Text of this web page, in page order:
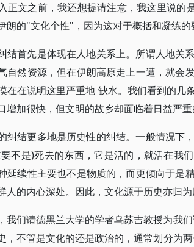
正文之前，我还想提请注意，我这里说的
朗的"文化个性"，因为这对于概括和凝练的
结首先是体现在人地关系上。所谓人地关
自然资源，但在伊朗高原走上一遭，就会
在在说明这里严重地 缺水。我们看到的几
增加很快，但文明的故乡却面临着日益严重
纠结更多地是历史性的纠结。一般情况下
不是)死去的东西，它是活的，就活在我
延续性主要也不是物质的，而更倾向于是
人的内心深处。因此，文化源于历史亦归为
我们请德黑兰大学的学者乌苏吉教授为我
，不管是文化的还是政治的，通常划分为